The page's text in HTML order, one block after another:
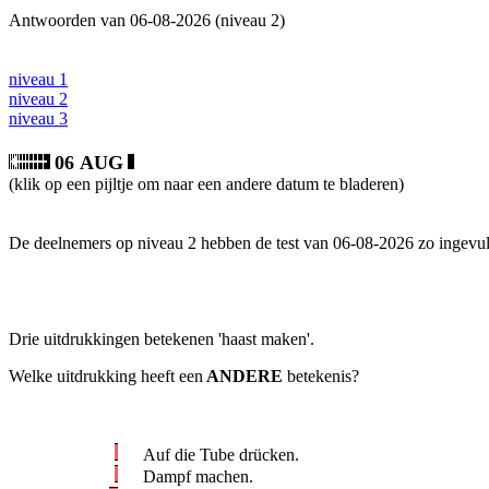
Antwoorden van 06-08-2026 (niveau 2)
niveau 1
niveau 2
niveau 3
06 AUG
(klik op een pijltje om naar een andere datum te bladeren)
De deelnemers op niveau 2 hebben de test van 06-08-2026 zo
Drie uitdrukkingen betekenen 'haast maken'.
Welke uitdrukking heeft een ANDERE betekenis?
Auf die Tube drücken.
Dampf machen.